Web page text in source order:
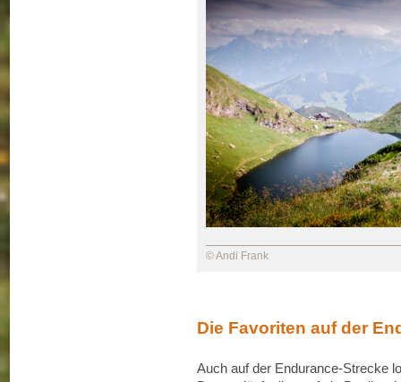
© Andi Frank
Die Favoriten auf der
Auch auf der Endurance-Strecke